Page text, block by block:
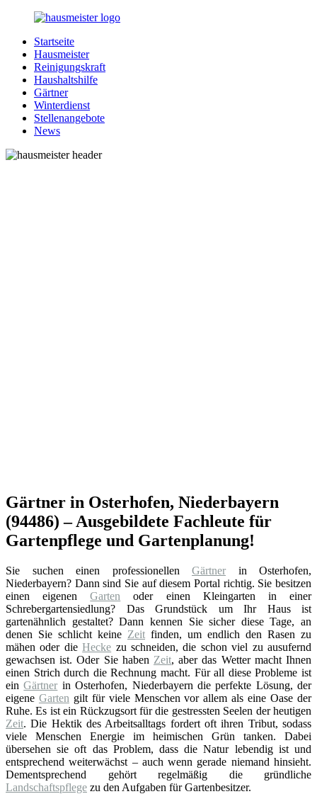
Zurück
Inhalt
Hausmeister.de
Alles
rund
Ihren
Haushalt
Startseite
Hausmeister
Reinigungskraft
Haushaltshilfe
Gärtner
Winterdienst
Stellenangebote
News
Gärtner in Osterhofen, Niederbayern
(94486) – Ausgebildete Fachleute für
Gartenpflege und Gartenplanung!
Sie suchen einen professionellen Gärtner in Osterhofen,
Niederbayern? Dann sind Sie auf diesem Portal richtig. Sie besitzen
einen eigenenGarten oder einen Kleingarten in einer
Schrebergartensiedlung? Das Grundstück um Ihr Haus ist
gartenähnlich gestaltet? Dann kennen Sie sicher diese Tage, an
denen Sie schlicht keine Zeit finden, um endlich den Rasen zu
mähen oder dieHecke zu schneiden, die schon viel zu ausufernd
gewachsen ist. Oder Sie haben Zeit, aber das Wetter macht Ihnen
einen Strich durch die Rechnung macht. Für all diese Probleme ist
einGärtner in Osterhofen, Niederbayern die perfekte Lösung, der
eigene Garten gilt für viele Menschen vor allem als eine Oase der
Ruhe. Es ist ein Rückzugsort für die gestressten Seelen der heutigen
Zeit. Die Hektik des Arbeitsalltags fordert oft ihren Tribut, sodass
viele Menschen Energie im heimischen Grün tanken. Dabei
übersehen sie oft das Problem, dass die Natur lebendig ist und
entsprechend weiterwächst – auch wenn gerade niemand hinsieht.
Dementsprechend gehört regelmäßig die gründliche
Landschaftspflege zu den Aufgaben für Gartenbesitzer.